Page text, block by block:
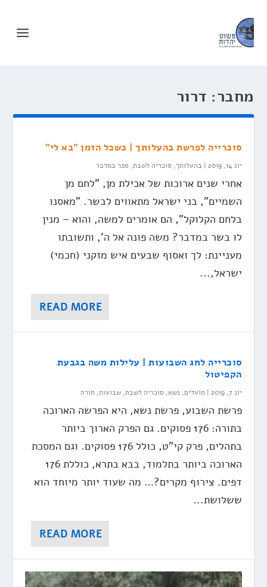
מחבר: דרור
סוכרייה לפרשת בהעלותך | כשכל הזמן "בא לי"
יונ 14, 2019 | בהעלותך, סוכריה לשבת, ספר במדבר
אחרי שנים ארוכות של אכילת מן, "לחם מן
השמיים", בני ישראל מתאווים לבשר. "מאסנו
בלחם הקלוקל", הם אומרים למשה, והוא – מנין
לו בשר במדבר? משה פונה אל ה', ותשובתו
מעניינת: לך ואסוף שבעים איש מזקני (חכמי)
ישראל,...
READ MORE
סוכרייה לחג השבועות | עלילות משה בגבעת
הקפיטול
יונ 7, 2019 |מועדים, נשא, סוכריה לשבת,שבועות,תורה
פרשת השבוע, פרשת נשא, היא הפרשה הארוכה
בתורה: 176 פסוקים. גם הפרק הארוך ביותר
בתהלים, פרק קי"ט, כולל 176 פסוקים. וגם המסכת
הארוכה ביותר בתלמוד, בבא בתרא, כוללת 176
דפים. צירוף מקרים?… מה שעוד יותר מיוחד הוא
ששלושת...
READ MORE